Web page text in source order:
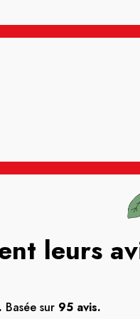
leurs
Basée sur 95 avis.